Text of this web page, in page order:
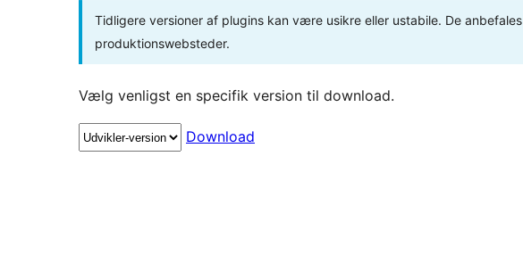
Tidligere versioner af plugins kan være usikre eller ustabile. De
produktionswebsteder.
Vælg venligst en specifik version til download.
Download